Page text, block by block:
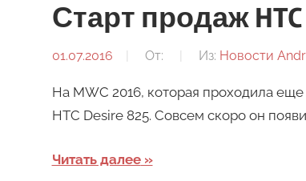
Старт продаж HTC
01.07.2016 От: Из: Новости
На MWC 2016, которая проходила
HTC Desire 825. Совсем скоро он
Читать далее